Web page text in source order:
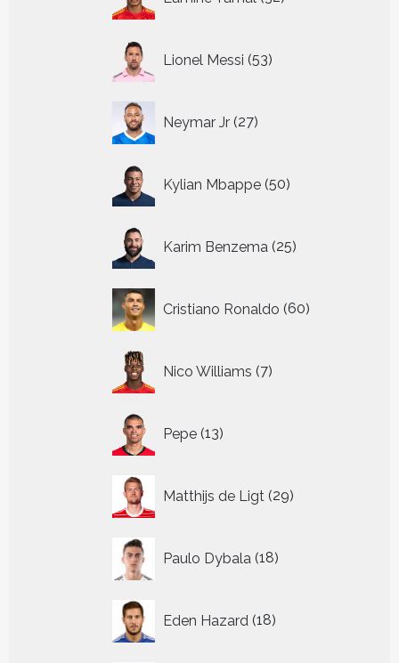
producten
Lionel Messi 53
producten
Neymar Jr 27
producten
Kylian Mbappe 50
producten
Karim Benzema 25
producten
Cristiano Ronaldo 60
producten
Nico Williams 7
producten
Pepe 13
producten
Matthijs de Ligt 29
producten
Paulo Dybala 18
producten
Eden Hazard 18
producten